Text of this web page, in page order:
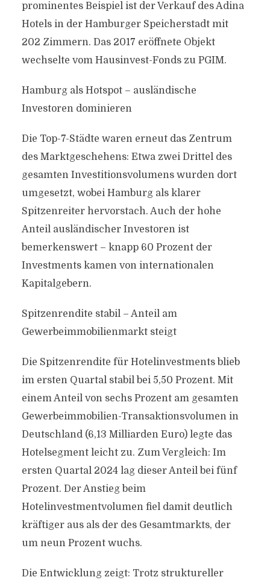
prominentes Beispiel ist der Verkauf des Adina
Hotels in der Hamburger Speicherstadt mit
202 Zimmern. Das 2017 eröffnete Objekt
wechselte vom Hausinvest-Fonds zu PGIM.
Hamburg als Hotspot – ausländische
Investoren dominieren
Die Top-7-Städte waren erneut das Zentrum
des Marktgeschehens: Etwa zwei Drittel des
gesamten Investitionsvolumens wurden dort
umgesetzt, wobei Hamburg als klarer
Spitzenreiter hervorstach. Auch der hohe
Anteil ausländischer Investoren ist
bemerkenswert – knapp 60 Prozent der
Investments kamen von internationalen
Kapitalgebern.
Spitzenrendite stabil – Anteil am
Gewerbeimmobilienmarkt steigt
Die Spitzenrendite für Hotelinvestments blieb
im ersten Quartal stabil bei 5,50 Prozent. Mit
einem Anteil von sechs Prozent am gesamten
Gewerbeimmobilien-Transaktionsvolumen in
Deutschland (6,13 Milliarden Euro) legte das
Hotelsegment leicht zu. Zum Vergleich: Im
ersten Quartal 2024 lag dieser Anteil bei fünf
Prozent. Der Anstieg beim
Hotelinvestmentvolumen fiel damit deutlich
kräftiger aus als der des Gesamtmarkts, der
um neun Prozent wuchs.
Die Entwicklung zeigt: Trotz struktureller